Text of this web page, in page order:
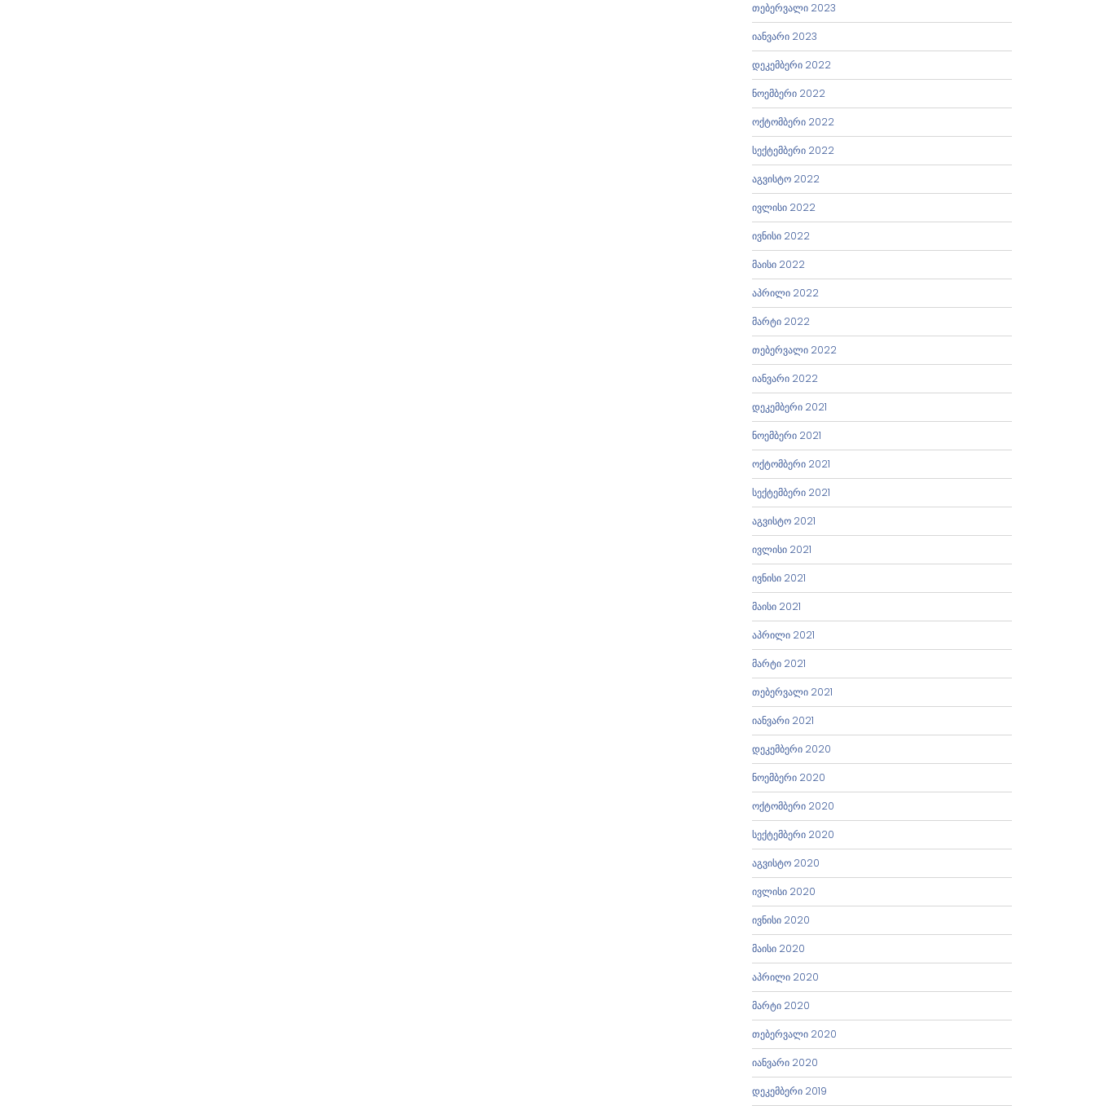
თებერვალი 2023
იანვარი 2023
დეკემბერი 2022
ნოემბერი 2022
ოქტომბერი 2022
სექტემბერი 2022
აგვისტო 2022
ივლისი 2022
ივნისი 2022
მაისი 2022
აპრილი 2022
მარტი 2022
თებერვალი 2022
იანვარი 2022
დეკემბერი 2021
ნოემბერი 2021
ოქტომბერი 2021
სექტემბერი 2021
აგვისტო 2021
ივლისი 2021
ივნისი 2021
მაისი 2021
აპრილი 2021
მარტი 2021
თებერვალი 2021
იანვარი 2021
დეკემბერი 2020
ნოემბერი 2020
ოქტომბერი 2020
სექტემბერი 2020
აგვისტო 2020
ივლისი 2020
ივნისი 2020
მაისი 2020
აპრილი 2020
მარტი 2020
თებერვალი 2020
იანვარი 2020
დეკემბერი 2019